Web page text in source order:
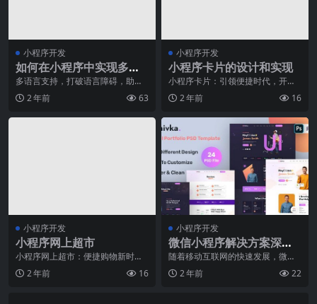
小程序开发
如何在小程序中实现多语
言支持？
多语言支持，打破语言障碍，助力
小程序全球拓展！现如今，随着移
动互联网的快速发展，
2 年前 63
小程序开发
小程序卡片的设计和实现
小程序卡片：引领便捷时代，开启
全新商业模式的必备利器在当今信
息快节奏的社会中，小
2 年前 16
小程序开发
小程序网上超市
小程序网上超市：便捷购物新时代
随着科技的不断发展，人们的生活
方式也在不断改变。在
2 年前 16
小程序开发
微信小程序解决方案深度
解析：让你的应用开发事
半功倍
随着移动互联网的快速发展，微信
小程序已经成为了越来越多企业和
个人开发者关注的焦点
2 年前 22